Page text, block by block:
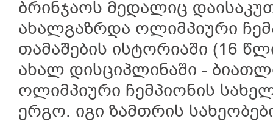
ბრინჯაოს მედალიც
ახალგაზრდა ოლიმპიური
თამაშების ისტორიაში (16
ახალ დისციპლინაში -
ოლიმპიური ჩემპიონის
ერგო. იგი ზამთრის